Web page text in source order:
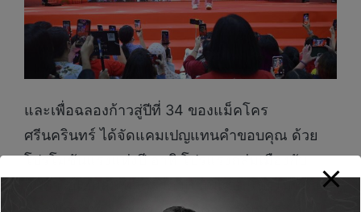
และเพื่อฉลองก้าวสู่ปีที่ 34 ของแม็คโคร
ศรีนครินทร์ ได้จัดแคมเปญแทนคำขอบคุณ ด้วย
โปรโมชันแรงแห่งปี อาทิ โปรแรงถล่มเมืองกับ
สินค้าไอเทมลับ ที่ลดราคาเป็นพิเศษ, โปรโมชันลด